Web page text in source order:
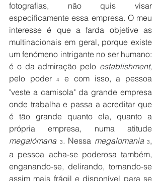
fotografias, não quis visar
especificamente essa empresa. O meu
interesse é que a farda objetive as
multinacionais em geral, porque existe
um fenómeno intrigante no ser humano:
é o da admiração pelo establishment,
pelo poder 4
e com isso, a pessoa
"veste a camisola" da grande empresa
onde trabalha e passa a acreditar que
é tão grande quanto ela, quanto a
megalómana 3. Nessa megalomania 3,
a pessoa acha-se poderosa também,
enganando-se, delirando, tornando-se
assim mais frágil e disponível para se